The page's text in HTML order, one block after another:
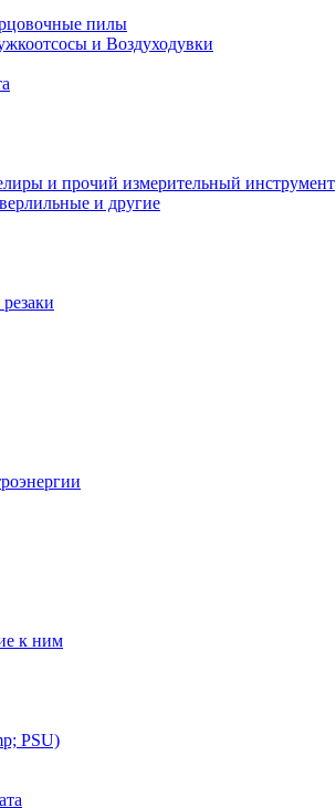
пилы
и Воздуходувки
и прочий измерительный инструмент
и другие
к ним
PSU)